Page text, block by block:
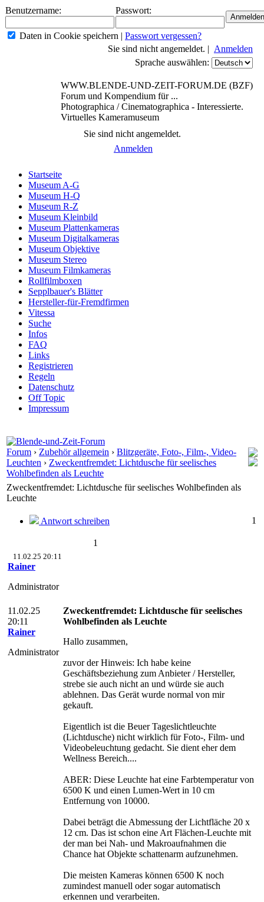
Benutzername: Passwort:
Daten in Cookie speichern | Passwort vergessen?
Sie sind nicht angemeldet. | Anmelden
Sprache auswählen:
WWW.BLENDE-UND-ZEIT-FORUM.DE (BZF)
Forum und Kompendium für ...
Photographica / Cinematographica - Interessierte.
Virtuelles Kameramuseum
Sie sind nicht angemeldet.
Anmelden
Startseite
Museum A-G
Museum H-Q
Museum R-Z
Museum Kleinbild
Museum Plattenkameras
Museum Digitalkameras
Museum Objektive
Museum Stereo
Museum Filmkameras
Rollfilmboxen
Sepplbauer's Blätter
Hersteller-für-Fremdfirmen
Vitessa
Suche
Infos
FAQ
Links
Registrieren
Regeln
Datenschutz
Off Topic
Impressum
Forum › Zubehör allgemein › Blitzgeräte, Foto-, Film-, Video-
Leuchten › Zweckentfremdet: Lichtdusche für seelisches
Wohlbefinden als Leuchte
Zweckentfremdet: Lichtdusche für seelisches Wohlbefinden als
Leuchte
Antwort schreiben 1
1
11.02.25 20:11
Rainer
Administrator
11.02.25
20:11
Rainer
Administrator
Zweckentfremdet: Lichtdusche für seelisches
Wohlbefinden als Leuchte
Hallo zusammen,
zuvor der Hinweis: Ich habe keine
Geschäftsbeziehung zum Anbieter / Hersteller,
strebe sie auch nicht an und würde sie auch
ablehnen. Das Gerät wurde normal von mir
gekauft.
Eigentlich ist die Beuer Tageslichtleuchte
(Lichtdusche) nicht wirklich für Foto-, Film- und
Videobeleuchtung gedacht. Sie dient eher dem
Wellness Bereich....
ABER: Diese Leuchte hat eine Farbtemperatur von
6500 K und einen Lumen-Wert in 10 cm
Entfernung von 10000.
Dabei beträgt die Abmessung der Lichtfläche 20 x
12 cm. Das ist schon eine Art Flächen-Leuchte mit
der man bei Nah- und Makroaufnahmen die
Chance hat Objekte schattenarm aufzunehmen.
Die meisten Kameras können 6500 K noch
zumindest manuell oder sogar automatisch
erkennen und verarbeiten.